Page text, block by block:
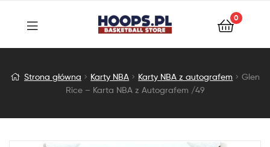
0
Glen
Strona główna Karty NBA Karty NBA z autografem
Glen
Rice – Karta NBA z Autografem /49